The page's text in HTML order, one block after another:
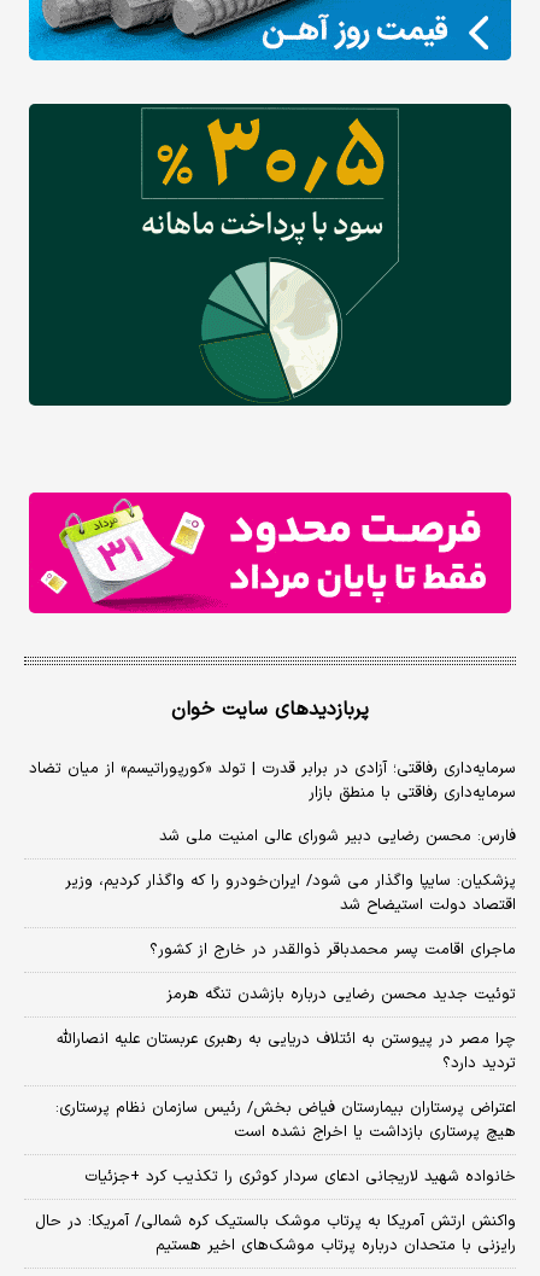
پربازدیدهای سایت خوان
سرمایه‌داری رفاقتی؛ آزادی در برابر قدرت | تولد «کورپوراتیسم» از میان تضاد
سرمایه‌داری رفاقتی با منطق بازار
فارس: محسن رضایی دبیر شورای عالی امنیت ملی شد
پزشکیان: سایپا واگذار می شود/ ایران‌خودرو را که واگذار کردیم، وزیر
اقتصاد دولت استیضاح شد
ماجرای اقامت پسر محمدباقر ذوالقدر در خارج از کشور؟
توئیت جدید محسن رضایی درباره بازشدن تنگه هرمز
چرا مصر در پیوستن به ائتلاف دریایی به رهبری عربستان علیه انصارالله
تردید دارد؟
اعتراض پرستاران بیمارستان فیاض بخش/ رئیس سازمان نظام پرستاری:
هیچ پرستاری بازداشت یا اخراج نشده است
خانواده شهید لاریجانی ادعای سردار کوثری را تکذیب کرد +جزئیات
واکنش ارتش آمریکا به پرتاب موشک بالستیک کره شمالی/ آمریکا: در حال
رایزنی با متحدان درباره پرتاب موشک‌های اخیر هستیم